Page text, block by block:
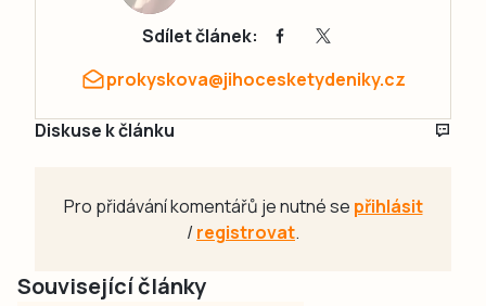
Sdílet článek:
prokyskova@jihocesketydeniky.cz
Diskuse k článku
Pro přidávání komentářů je nutné se přihlásit
/registrovat.
Související články